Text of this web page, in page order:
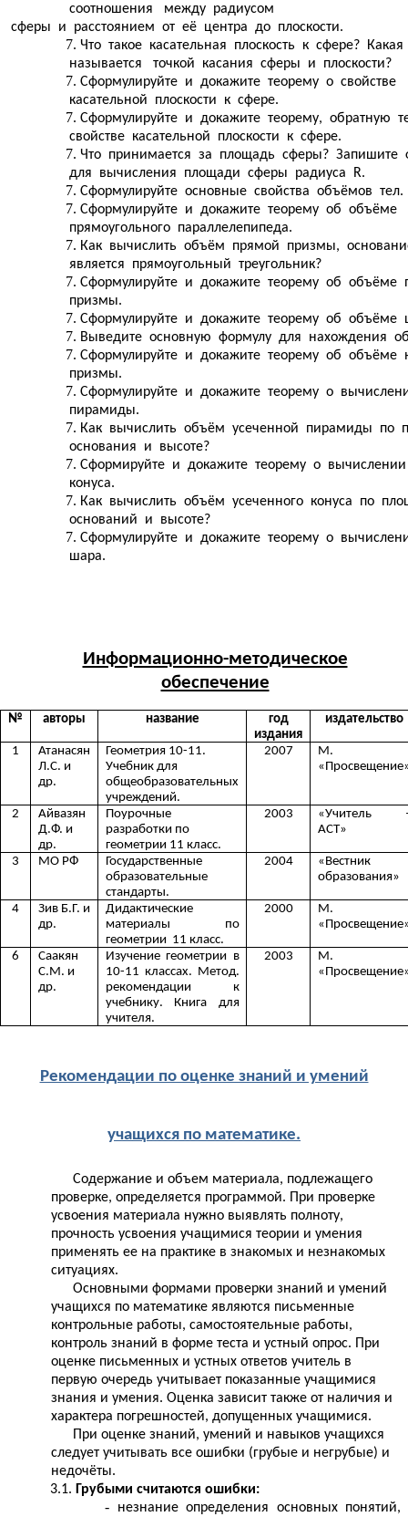
соотношения между радиусом
сферы и расстоянием от её центра до плоскости.
Что такое касательная плоскость к сфере? Какая
называется точкой касания сферы и плоскости?
Сформулируйте и докажите теорему о свойстве
касательной плоскости к сфере.
Сформулируйте и докажите теорему, обратную
свойстве касательной плоскости к сфере.
Что принимается за площадь сферы? Запишите
для вычисления площади сферы радиуса R.
Сформулируйте основные свойства объёмов тел.
Сформулируйте и докажите теорему об объёме
прямоугольного параллелепипеда.
Как вычислить объём прямой призмы,
является прямоугольный треугольник?
Сформулируйте и докажите теорему об объёме
призмы.
Сформулируйте и докажите теорему об объёме
Выведите основную формулу для нахождения
Сформулируйте и докажите теорему об объёме
призмы.
Сформулируйте и докажите теорему о
пирамиды.
Как вычислить объём усеченной пирамиды по
основания и высоте?
Сформируйте и докажите теорему о
конуса.
Как вычислить объём усеченного конуса по
оснований и высоте?
Сформулируйте и докажите теорему о
шара.
Информационно-методическое
обеспечение
№ авторы название
год
издания
издательство
1
Атанасян
Л.С. и
др.
Геометрия 10-11.
Учебник для
общеобразовательных
учреждений.
2007
М.
2
Айвазян
Д.Ф. и
др.
Поурочные
разработки по
геометрии 11 класс.
2003
«Учитель
АСТ»
3 МО РФ
Государственные
образовательные
стандарты.
2004
«Вестник
образования»
4
Зив Б.Г. и
др.
Дидактические
материалы по
геометрии 11 класс.
2000
М.
6
Саакян
С.М. и
др.
Изучение геометрии в
10-11 классах. Метод.
рекомендации к
учебнику. Книга для
учителя.
2003
М.
Рекомендации по оценке знаний и умений
учащихся по математике.
Содержание и объем материала, подлежащего
проверке, определяется программой. При проверке
усвоения материала нужно выявлять полноту,
прочность усвоения учащимися теории и умения
применять ее на практике в знакомых и незнакомых
ситуациях.
Основными формами проверки знаний и умений
учащихся по математике являются письменные
контрольные работы, самостоятельные работы,
контроль знаний в форме теста и устный опрос. При
оценке письменных и устных ответов учитель в
первую очередь учитывает показанные учащимися
знания и умения. Оценка зависит также от наличия и
характера погрешностей, допущенных учащимися.
При оценке знаний, умений и навыков учащихся
следует учитывать все ошибки (грубые и негрубые) и
недочёты.
3.1. Грубыми считаются ошибки:
незнание определения основных понятий,